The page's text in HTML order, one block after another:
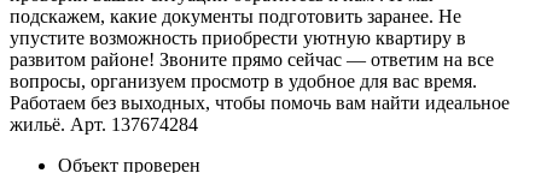
подскажем, какие документы подготовить заранее. Не
упустите возможность приобрести уютную квартиру в
развитом районе! Звоните прямо сейчас — ответим на все
вопросы, организуем просмотр в удобное для вас время.
Работаем без выходных, чтобы помочь вам найти идеальное
жильё. Арт. 137674284
Объект проверен